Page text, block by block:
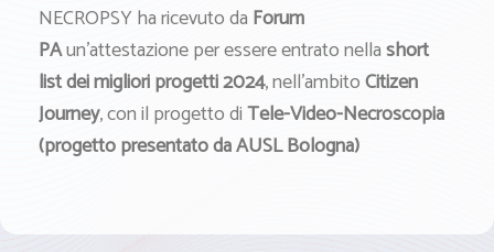
NECROPSY ha ricevuto da Forum
PAun’attestazione per essere entrato nellashort
list dei migliori progetti 2024, nell’ambitoCitizen
Journey, con il progetto diTele-Video-Necroscopia
(progetto presentato da AUSL Bologna)